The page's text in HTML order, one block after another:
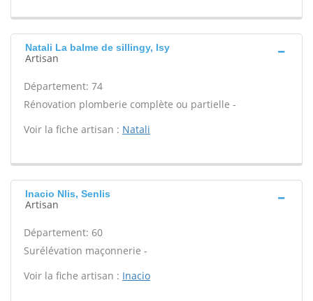
Natali La balme de sillingy, Isy
Artisan
Département: 74
Rénovation plomberie complète ou partielle -
Voir la fiche artisan : Natali
Inacio Nlis, Senlis
Artisan
Département: 60
Surélévation maçonnerie -
Voir la fiche artisan : Inacio